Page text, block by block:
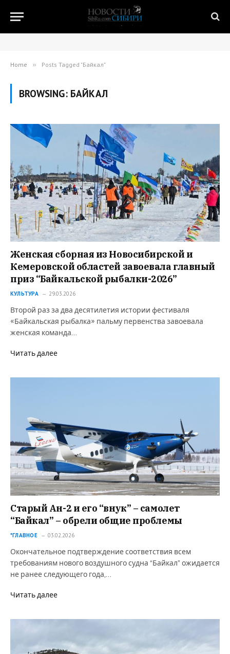
Home » Posts Tagged "Байкал"
BROWSING: БАЙКАЛ
Женская сборная из Новосибирской и
Кемеровской областей завоевала главный
приз “Байкальской рыбалки-2026”
КУЛЬТУРА 29.03.2026
Второй раз за два десятилетия истории фестиваля
«Байкальская рыбалка» пальму первенства завоевала
женская команда…
Читать далее
Старый Ан-2 и его “внук” – самолет
“Байкал” – обрели общие проблемы
*ГЛАВНОЕ 03.02.2026
Окончательное подтверждение соответствия всем
требованиям нового воздушного судна “Байкал” ожидается
не ранее следующего года,…
Читать далее